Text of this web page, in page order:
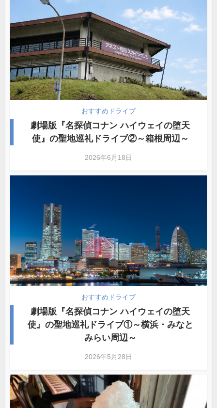
おすすめドライブ
劇場版『名探偵コナン ハイウェイの堕天
使』の聖地巡礼ドライブ②～箱根周辺～
2026年6月18日
おすすめドライブ
劇場版『名探偵コナン ハイウェイの堕天
使』の聖地巡礼ドライブ①～横浜・みなと
みらい周辺～
2026年5月28日